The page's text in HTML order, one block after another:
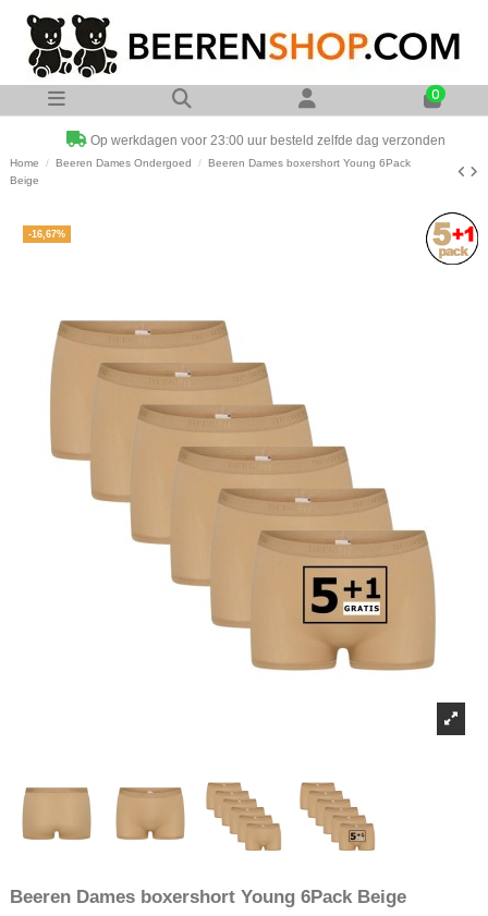
0
Op werkdagen voor 23:00 uur besteld zelfde dag verzonden
Home Beeren Dames Ondergoed
Beeren Dames boxershort Young 6Pack
Beige
-16,67%
Beeren Dames boxershort Young 6Pack Beige